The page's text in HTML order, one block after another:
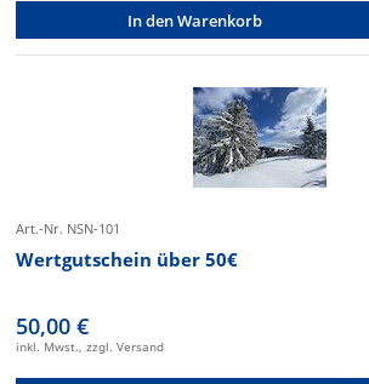
In den Warenkorb
Art.-Nr. NSN-101
Wertgutschein über 50€
50,00 €
inkl. Mwst., zzgl. Versand